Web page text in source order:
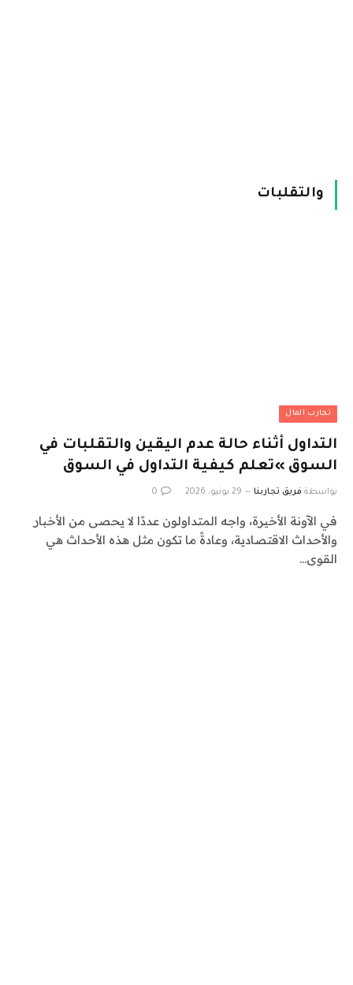
والتقلبات
تجارب المال
التداول أثناء حالة عدم اليقين والتقلبات في
السوق »تعلم كيفية التداول في السوق
بواسطة فريق تجاربنا 29 يونيو، 2026 0
في الآونة الأخيرة، واجه المتداولون عددًا لا يحصى من الأخبار
والأحداث الاقتصادية، وعادةً ما تكون مثل هذه الأحداث هي
القوى…